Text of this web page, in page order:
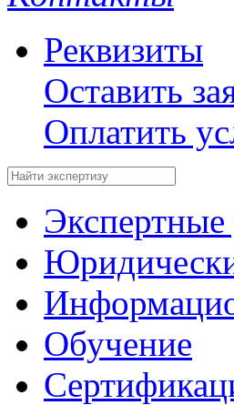
Реквизиты
Оставить
Оплатить
Экспертные
Обучение